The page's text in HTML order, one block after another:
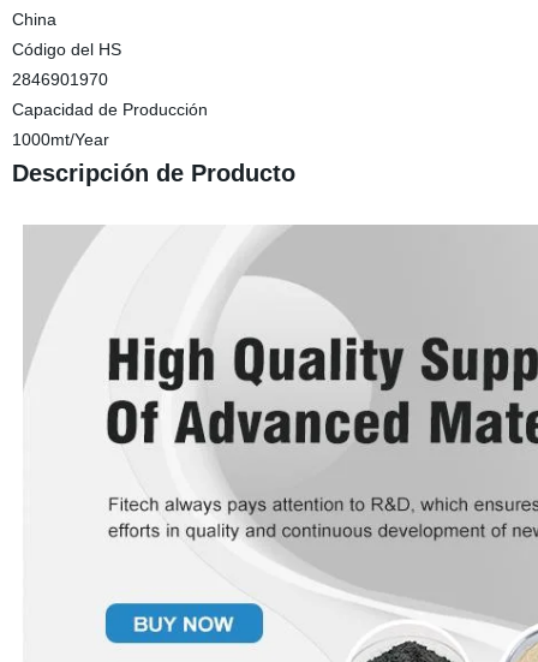
China
Código del HS
2846901970
Capacidad de Producción
1000mt/Year
Descripción de Producto